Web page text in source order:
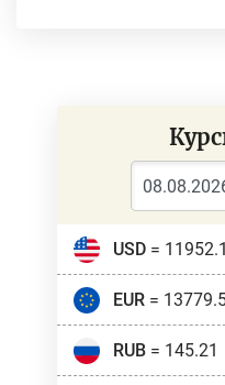
USD=
EUR=
RUB= 145.21